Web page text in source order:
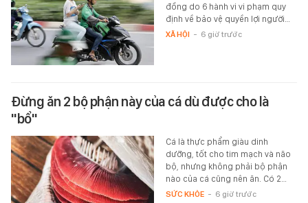
đồng do 6 hành vi vi phạm quy
định về bảo vệ quyền lợi người…
XÃ HỘI - 6 giờ trước
Đừng ăn 2 bộ phận này của cá dù được cho là
"bổ"
Cá là thực phẩm giàu dinh
dưỡng, tốt cho tim mạch và não
bộ, nhưng không phải bộ phận
nào của cá cũng nên ăn. Có 2…
SỨC KHỎE - 6 giờ trước